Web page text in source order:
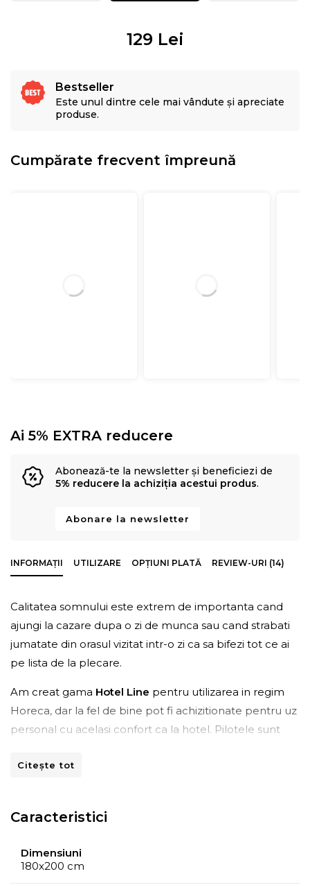
129 Lei
Bestseller
Este unul dintre cele mai vândute și apreciate
produse.
Cumpărate frecvent împreună
Ai 5% EXTRA reducere
Abonează-te la newsletter și beneficiezi de
5% reducere la achiziția acestui produs.
Abonare la newsletter
INFORMAȚII UTILIZARE OPȚIUNI PLATĂ REVIEW-URI (14)
Calitatea somnului este extrem de importanta cand
ajungi la cazare dupa o zi de munca sau cand strabati
jumatate din orasul vizitat intr-o zi ca sa bifezi tot ce ai
pe lista de la plecare.
Am creat gama Hotel Line pentru utilizarea in regim
Horeca, dar la fel de bine pot fi achizitionate pentru uz
personal cu acelasi confort ca la hotel. Pilotele sunt
cuperioada mare de utilizare
hipoalergenicasicertificata Oeko-Tex 100
spalare.
Citește tot
Caracteristici
Dimensiuni
180x200 cm